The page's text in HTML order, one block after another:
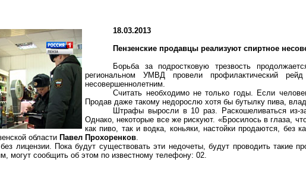
18.03.2013
Пензенские продавцы реализуют спиртное
Борьба за подростковую трезвость
региональном УМВД провели профилактический
несовершеннолетним.
Считать необходимо не только годы. Если
Продав даже такому недорослю хотя бы бутылку пива,
Штрафы выросли в 10 раз. Раскошеливаться из-
Однако, некоторые все же рискуют. «Бросилось в глаза,
как пиво, так и водка, коньяки, настойки продаются, без
области Павел Прохоренков.
лицензии. Пока будут существовать эти недочеты, будут проводить такие
могут сообщить об этом по известному телефону: 02.